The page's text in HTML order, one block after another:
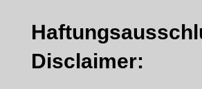
Disclaimer: